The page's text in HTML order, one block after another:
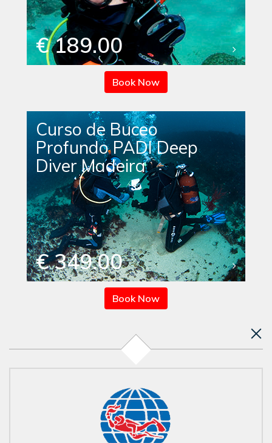
€ 189.00
Book Now
Curso de Buceo
Profundo PADI Deep
Diver Madeira
€ 349.00
Book Now